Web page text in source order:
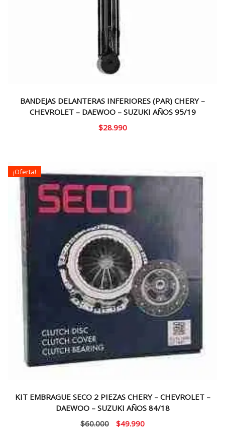
BANDEJAS DELANTERAS INFERIORES (PAR) CHERY –
CHEVROLET – DAEWOO – SUZUKI AÑOS 95/19
$28.990
¡Oferta!
KIT EMBRAGUE SECO 2 PIEZAS CHERY – CHEVROLET –
DAEWOO – SUZUKI AÑOS 84/18
$60.000
El
$49.990El